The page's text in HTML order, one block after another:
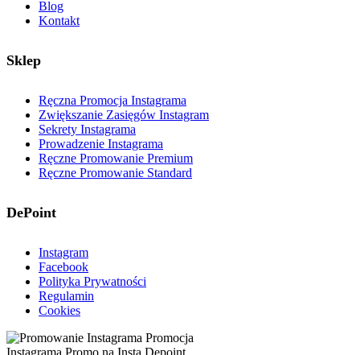
Blog
Kontakt
Sklep
Ręczna Promocja Instagrama
Zwiększanie Zasięgów Instagram
Sekrety Instagrama
Prowadzenie Instagrama
Ręczne Promowanie Premium
Ręczne Promowanie Standard
DePoint
Instagram
Facebook
Polityka Prywatności
Regulamin
Cookies